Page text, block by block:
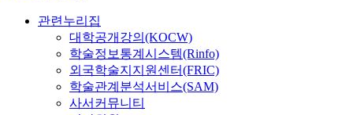
관련누리집
대학공개강의(KOCW)
학술정보통계시스템(Rinfo)
외국학술지지원센터(FRIC)
학술관계분석서비스(SAM)
사서커뮤니티